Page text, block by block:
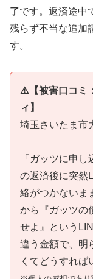
了です。返済途中
残らず不当な追加
す。
⚠️【被害口コミ
ィ】
埼玉さいたま市
「ガッツに申
の返済後に突然
絡がつかないま
から『ガッツの
せよ』という
違う金額で、明
くてどうすれば